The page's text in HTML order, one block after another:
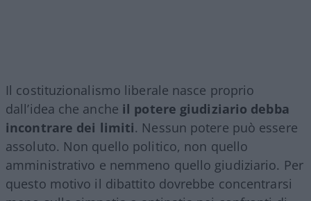
Il costituzionalismo liberale nasce proprio
dall’idea che anche il potere giudiziario debba
incontrare dei limiti. Nessun potere può essere
assoluto. Non quello politico, non quello
amministrativo e nemmeno quello giudiziario. Per
questo motivo il dibattito dovrebbe concentrarsi